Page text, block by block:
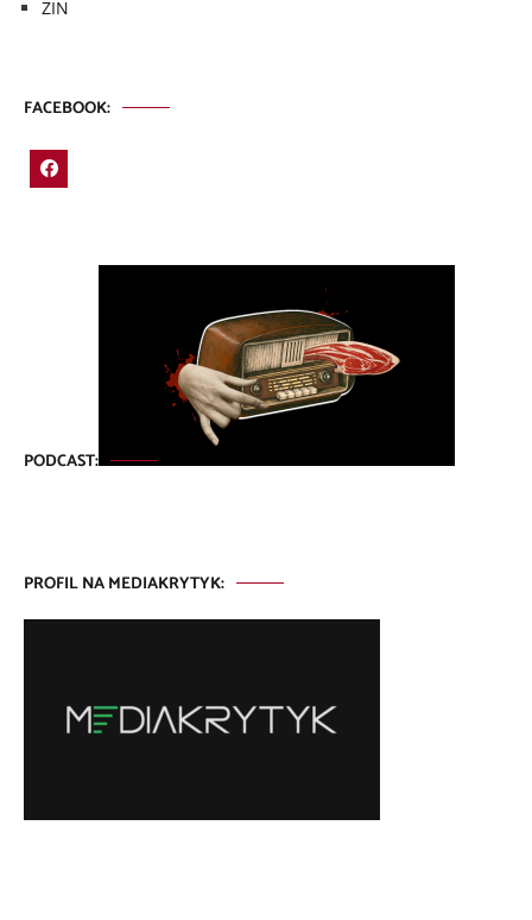
ZIN
FACEBOOK:
PODCAST:
PROFIL NA MEDIAKRYTYK: